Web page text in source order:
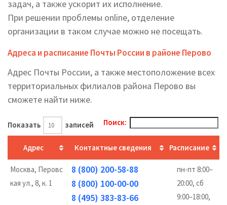
задач, а также ускорит их исполнение.
При решении проблемы online, отделение
организации в таком случае можно не посещать.
Адреса и расписание Почты России в районе Перово
Адрес Почты России, а также местоположение всех
территориальных филиалов района Перово вы
cможете найти ниже.
Показать записей Поиск:
Адрес Контактные сведения Расписание
Москва, Перовс
кая ул., 8, к. 1
8 (800) 200-58-88
8 (800) 100-00-00
8 (495) 383-83-66
пн-пт 8:00–
20:00, сб
9:00–18:00,